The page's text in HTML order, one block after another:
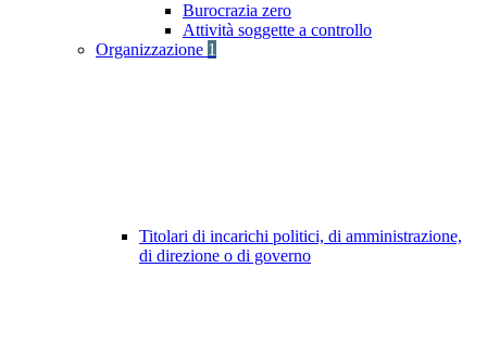
Burocrazia zero
Attività soggette a controllo
Organizzazione 1
Titolari di incarichi politici, di amministrazione,
di direzione o di governo